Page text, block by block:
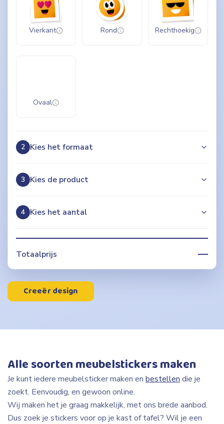
Vierkant Rond Rechthoekig
Ovaal
2 Kies het formaat
3 Kies de product
4 Kies het aantal
Totaalprijs —
Creeër design
Alle soorten meubelstickers maken
Je kunt iedere meubelsticker maken en bestellen die je
zoekt. Eenvoudig, en gewoon online.
Wij maken het je graag makkelijk, met ons brede aanbod.
Dus zoek je stickers voor op je kast of tafel? Wil je een